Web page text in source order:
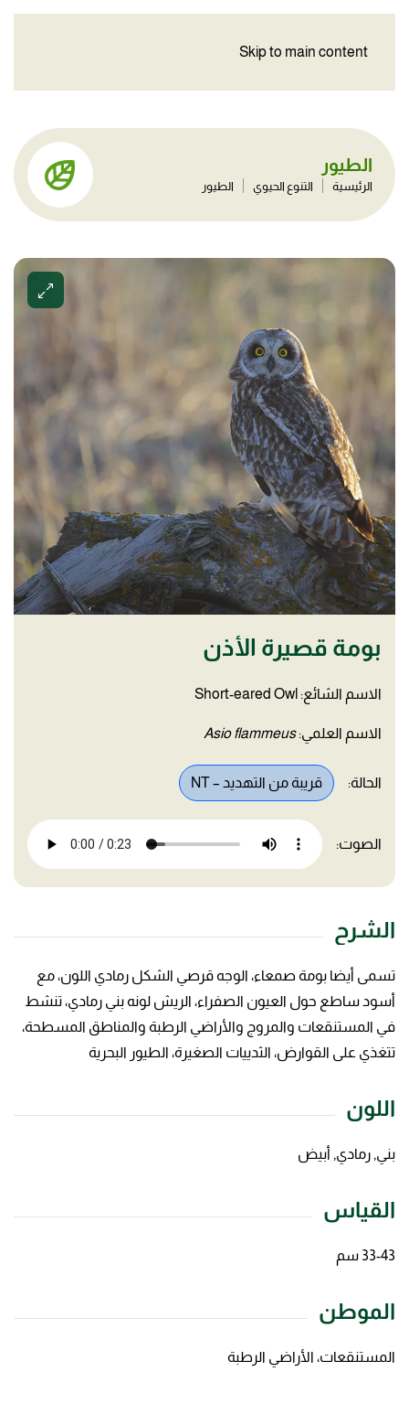
Skip to main content
الطيور
الرئيسية التنوع الحيوي الطيور
بومة قصيرة الأذن
الاسم الشائع: Short-eared Owl
الاسم العلمي:Asio flammeus
الحالة: قريبة من التهديد – NT
الصوت:
الشرح
تسمى أيضا بومة صمعاء، الوجه قرصي الشكل رمادي اللون، مع
أسود ساطع حول العيون الصفراء، الريش لونه بني رمادي، تنشط
في المستنقعات والمروج والأراضي الرطبة والمناطق المسطحة،
تتغذي على القوارض، الثدييات الصغيرة، الطيور البحرية
اللون
بني, رمادي, أبيض
القياس
33-43 سم
الموطن
المستنقعات، الأراضي الرطبة